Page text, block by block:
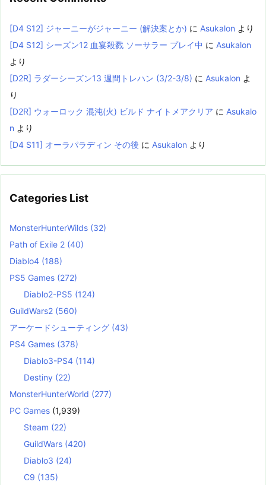
[D4 S12] ジャーニーがジャーニー (解決案とか) に Asukalon より
[D4 S12] シーズン12 血宴殺戮 ソーサラー プレイ中 に Asukalon
より
[D2R] ラダーシーズン13 週間トレハン (3/2-3/8) に Asukalon よ
り
[D2R] ウォーロック 混沌(火) ビルド ナイトメアクリア に Asukalo
n より
[D4 S11] オーラパラディン その後 に Asukalon より
Categories List
MonsterHunterWilds (32)
Path of Exile 2 (40)
Diablo4 (188)
PS5 Games (272)
Diablo2-PS5 (124)
GuildWars2 (560)
アーケードシューティング (43)
PS4 Games (378)
Diablo3-PS4 (114)
Destiny (22)
MonsterHunterWorld (277)
PC Games (1,939)
Steam (22)
GuildWars (420)
Diablo3 (24)
C9 (135)